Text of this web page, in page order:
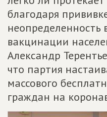
благодаря
неопределенность
вакцинации
Александр
что партия
массового
граждан на